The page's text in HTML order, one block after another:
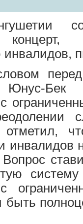
инвалидов,
Юнус-Бек
инвалидов